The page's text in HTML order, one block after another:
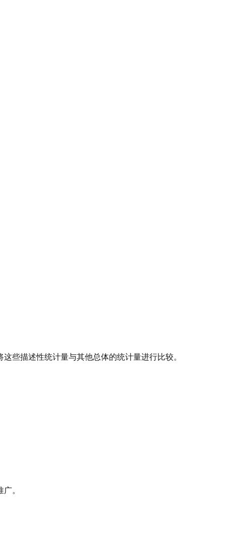
些描述性统计量与其他总体的统计量进行比较。
。